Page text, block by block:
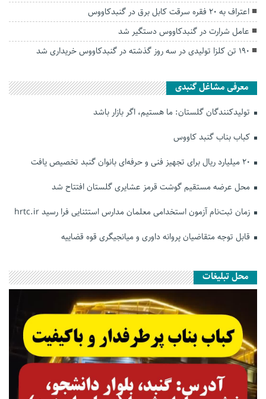
اعتراف به 20 فقره سرقت كابل برق در گنبدكاووس
عامل شرارت در گنبدكاووس دستگیر شد
۱۹۰ تن کلزا تولیدی در سه روز گذشته در گنبدکاووس خریداری شد
معرفی مشاغل گنبدی
تولیدکنندگان گلستان: ما هستیم، اگر بازار باشد
کباب بناب گنبد کاووس
محل عرضه مستقیم گوشت قرمز عشایری گلستان افتتاح شد
زمان ثبت‌نام آزمون استخدامی معلمان مدارس استثنایی فرا رسید hrtc.ir
قابل توجه متقاضیان پروانه داوری و میانجیگری قوه قضاییه
محل تبلیغات